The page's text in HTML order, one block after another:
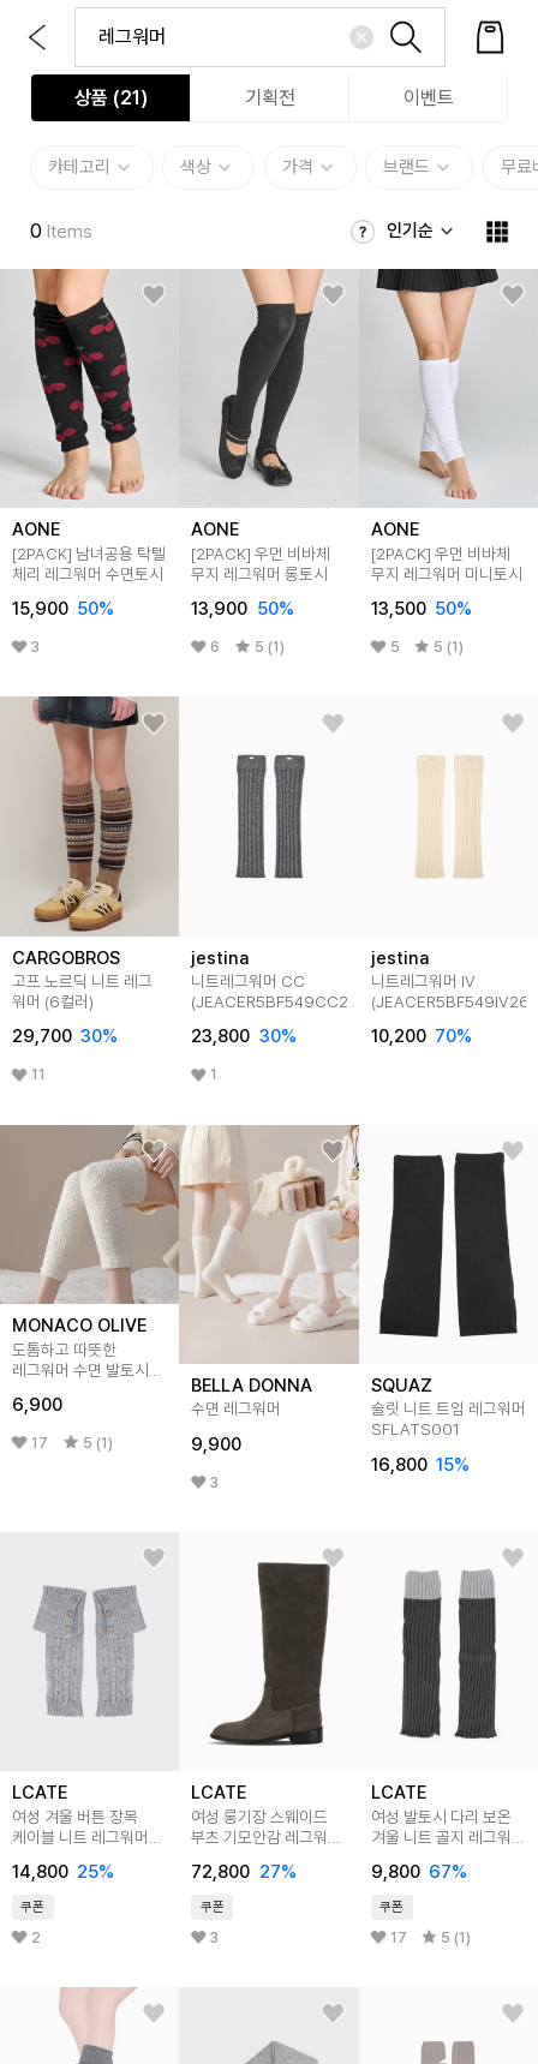
상품 (21 ) 기획전 이벤트
카테고리 색상 가격 브랜드 무료
0 Items 인기순
AONE
[2PACK] 남녀공용 탁텔
체리 레그워머 수면토시
15,900 50%
3
AONE
[2PACK] 우먼 비바체
무지 레그워머 롱토시
13,900 50%
6 5 (1)
AONE
[2PACK] 우먼 비바체
무지 레그워머 미니토시
13,500 50%
5 5 (1)
CARGOBROS
고프 노르딕 니트 레그
워머 (6컬러)
29,700 30%
11
jestina
니트레그워머 CC
(JEACER5BF549CC260)
23,800 30%
1
jestina
니트레그워머 IV
10,200 70%
MONACO OLIVE
도톰하고 따뜻한
레그워머 수면 발토시
6,900
17 5 (1)
BELLA DONNA
수면 레그워머
9,900
3
SQUAZ
슬릿 니트 트임 레그워머
SFLATS001
16,800 15%
LCATE
여성 겨울 버튼 장목
케이블 니트 레그워머
14,800 25%
쿠폰
2
LCATE
여성 롱기장 스웨이드
부츠 기모안감 레그워머
72,800 27%
쿠폰
3
LCATE
여성 발토시 다리 보온
겨울 니트 골지 레그워머
9,800 67%
쿠폰
17 5 (1)